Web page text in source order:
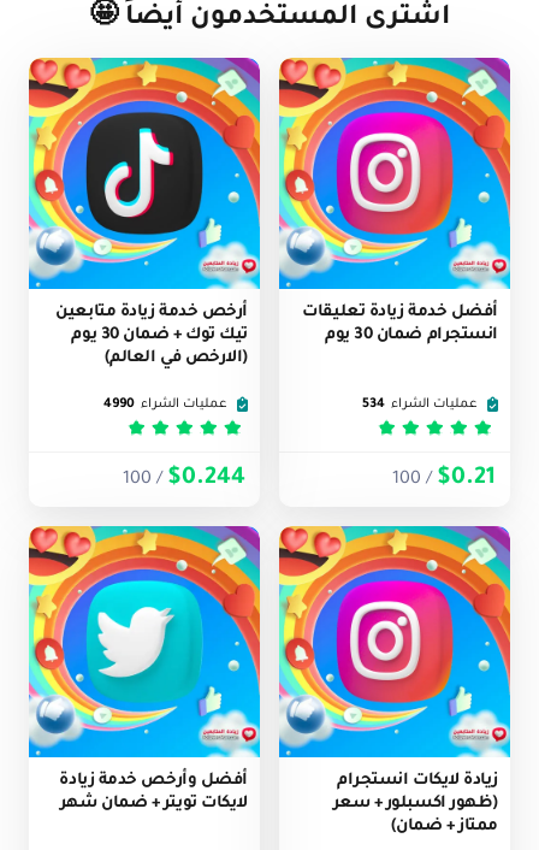
حسابي
اشترى المستخدمون أيضاً 🤩
أفضل خدمة زيادة تعليقات
انستجرام ضمان 30 يوم
عمليات الشراء 534
تم التقييم 5
$0.21
/ 100
أرخص خدمة زيادة متابعين
تيك توك + ضمان 30 يوم
(الارخص في العالم)
عمليات الشراء 4990
تم التقييم 5
$0.244
/ 100
زيادة لايكات انستجرام
(ظهور اكسبلور + سعر
ممتاز + ضمان)
أفضل وأرخص خدمة زيادة
لايكات تويتر + ضمان شهر